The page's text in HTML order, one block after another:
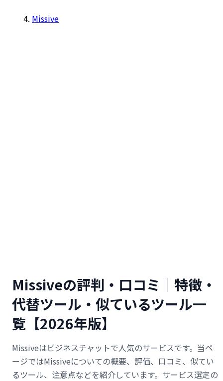
Missive
Missiveの評判・口コミ｜特徴・
代替ツール・似ているツール一
覧【2026年版】
Missiveはビジネスチャットで人気のサービスです。当ペ
ージではMissiveについての概要、評価、口コミ、似てい
るツール、注意点などを紹介しています。サービス選定の